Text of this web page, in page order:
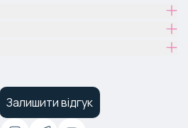
Залишити відгук